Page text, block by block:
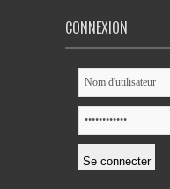
CONNEXION